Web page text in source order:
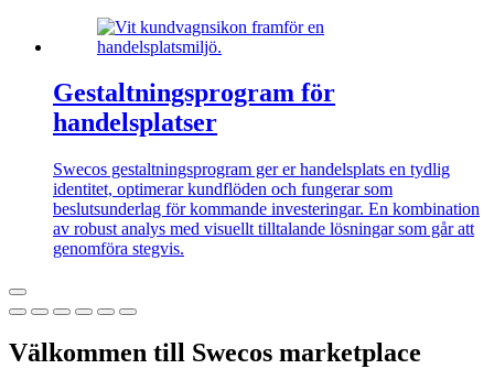
Gestaltningsprogram för
handelsplatser
Swecos gestaltningsprogram ger er handelsplats en tydlig
identitet, optimerar kundflöden och fungerar som
beslutsunderlag för kommande investeringar. En kombination
av robust analys med visuellt tilltalande lösningar som går att
genomföra stegvis.
Välkommen till Swecos marketplace